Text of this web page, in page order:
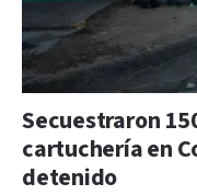
Secuestraron
cartuchería en
detenido